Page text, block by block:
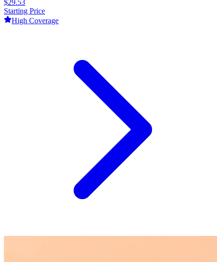
$29.53
Starting Price
High Coverage